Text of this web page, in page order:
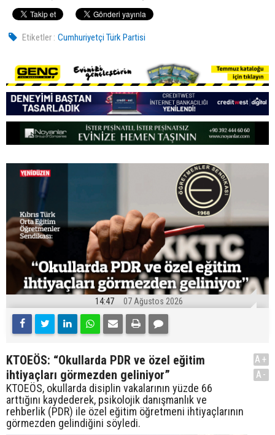
Etiketler : Cumhuriyetçi Türk Partisi
14:47 07 Ağustos 2026
KTOEÖS: “Okullarda PDR ve özel eğitim
ihtiyaçları görmezden geliniyor”
KTOEÖS, okullarda disiplin vakalarının yüzde 66
arttığını kaydederek, psikolojik danışmanlık ve
rehberlik (PDR) ile özel eğitim öğretmeni ihtiyaçlarının
görmezden gelindiğini söyledi.
A+
A-